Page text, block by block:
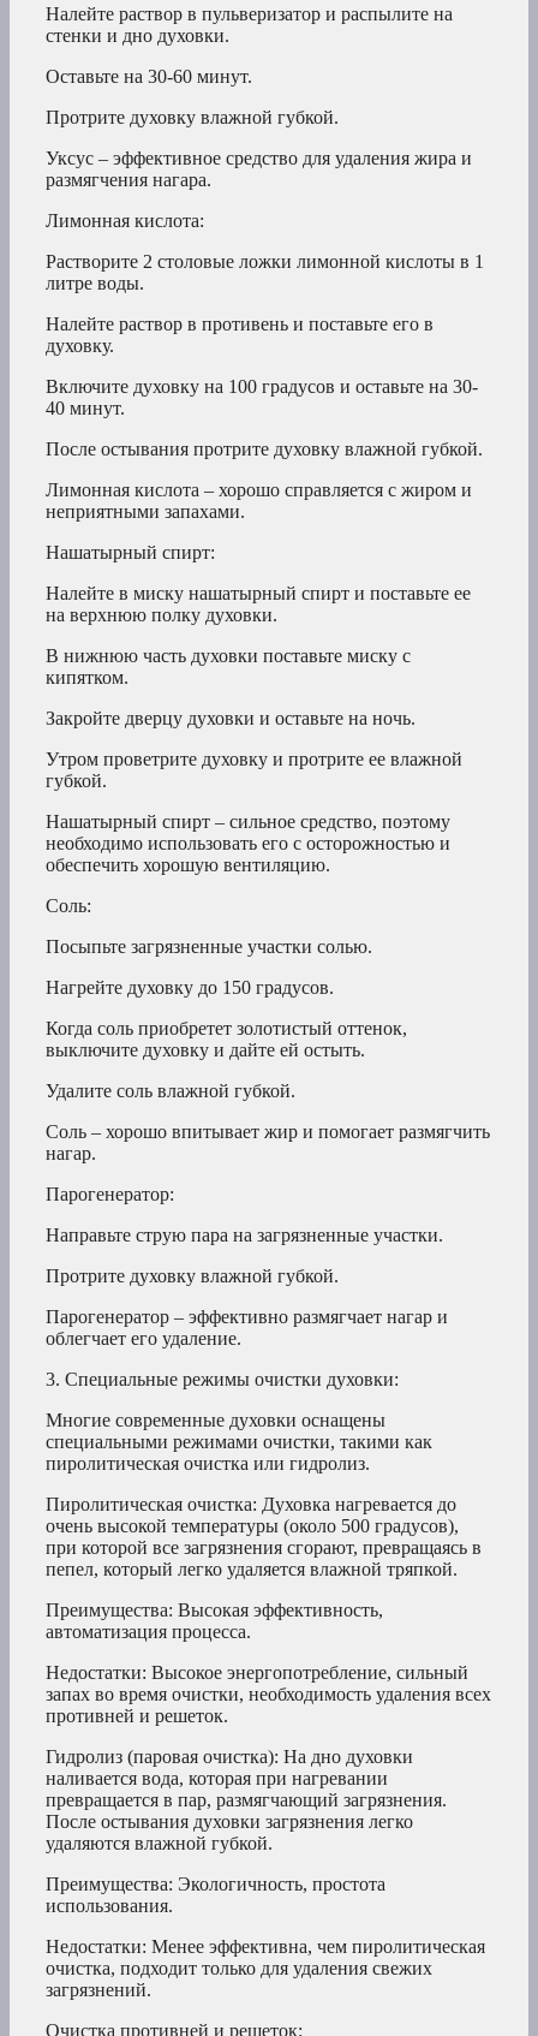
Налейте раствор в пульверизатор и распылите на
стенки и дно духовки.
Оставьте на 30-60 минут.
Протрите духовку влажной губкой.
Уксус – эффективное средство для удаления жира и
размягчения нагара.
Лимонная кислота:
Растворите 2 столовые ложки лимонной кислоты в 1
литре воды.
Налейте раствор в противень и поставьте его в
духовку.
Включите духовку на 100 градусов и оставьте на 30-
40 минут.
После остывания протрите духовку влажной губкой.
Лимонная кислота – хорошо справляется с жиром и
неприятными запахами.
Нашатырный спирт:
Налейте в миску нашатырный спирт и поставьте ее
на верхнюю полку духовки.
В нижнюю часть духовки поставьте миску с
кипятком.
Закройте дверцу духовки и оставьте на ночь.
Утром проветрите духовку и протрите ее влажной
губкой.
Нашатырный спирт – сильное средство, поэтому
необходимо использовать его с осторожностью и
обеспечить хорошую вентиляцию.
Соль:
Посыпьте загрязненные участки солью.
Нагрейте духовку до 150 градусов.
Когда соль приобретет золотистый оттенок,
выключите духовку и дайте ей остыть.
Удалите соль влажной губкой.
Соль – хорошо впитывает жир и помогает размягчить
нагар.
Парогенератор:
Направьте струю пара на загрязненные участки.
Протрите духовку влажной губкой.
Парогенератор – эффективно размягчает нагар и
облегчает его удаление.
3. Специальные режимы очистки духовки:
Многие современные духовки оснащены
специальными режимами очистки, такими как
пиролитическая очистка или гидролиз.
Пиролитическая очистка: Духовка нагревается до
очень высокой температуры (около 500 градусов),
при которой все загрязнения сгорают, превращаясь в
пепел, который легко удаляется влажной тряпкой.
Преимущества: Высокая эффективность,
автоматизация процесса.
Недостатки: Высокое энергопотребление, сильный
запах во время очистки, необходимость удаления всех
противней и решеток.
Гидролиз (паровая очистка): На дно духовки
наливается вода, которая при нагревании
превращается в пар, размягчающий загрязнения.
После остывания духовки загрязнения легко
удаляются влажной губкой.
Преимущества: Экологичность, простота
использования.
Недостатки: Менее эффективна, чем пиролитическая
очистка, подходит только для удаления свежих
загрязнений.
Очистка противней и решеток: